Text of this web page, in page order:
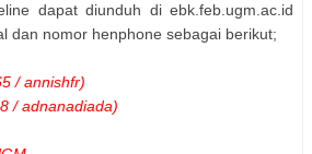
dapat diunduh di ebk.feb.ugm.ac.id
dan nomor henphone sebagai berikut;
/ annishfr)
/ adnanadiada)